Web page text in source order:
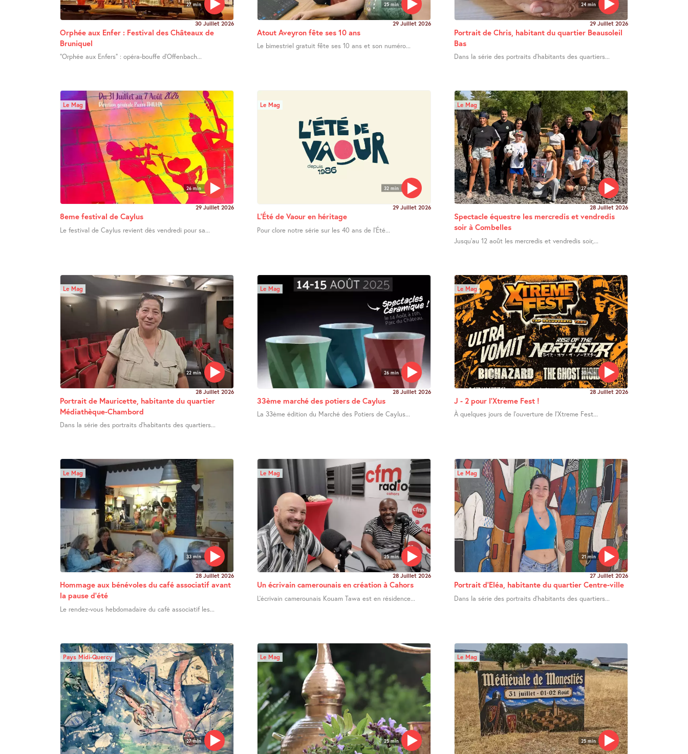
27 min
30 Juillet 2026
Orphée aux Enfer : Festival des Châteaux de
Bruniquel
"Orphée aux Enfers" : opéra-bouffe d’Offenbach...
25 min
29 Juillet 2026
Atout Aveyron fête ses 10 ans
Le bimestriel gratuit fête ses 10 ans et son numéro...
24 min
29 Juillet 2026
Portrait de Chris, habitant du quartier Beausoleil
Bas
Dans la série des portraits d’habitants des quartiers...
26 min
Le Mag
29 Juillet 2026
8eme festival de Caylus
Le festival de Caylus revient dès vendredi pour sa...
32 min
Le Mag
29 Juillet 2026
L’Été de Vaour en héritage
Pour clore notre série sur les 40 ans de l’Été...
27 min
Le Mag
28 Juillet 2026
Spectacle équestre les mercredis et vendredis
soir à Combelles
Jusqu’au 12 août les mercredis et vendredis soir,...
22 min
Le Mag
28 Juillet 2026
Portrait de Mauricette, habitante du quartier
Médiathèque-Chambord
Dans la série des portraits d’habitants des quartiers...
26 min
Le Mag
28 Juillet 2026
33ème marché des potiers de Caylus
La 33ème édition du Marché des Potiers de Caylus...
30 min
Le Mag
28 Juillet 2026
J - 2 pour l’Xtreme Fest !
À quelques jours de l’ouverture de l’Xtreme Fest...
33 min
Le Mag
28 Juillet 2026
Hommage aux bénévoles du café associatif avant
la pause d’été
Le rendez-vous hebdomadaire du café associatif les...
25 min
Le Mag
28 Juillet 2026
Un écrivain camerounais en création à Cahors
L’écrivain camerounais Kouam Tawa est en résidence...
21 min
Le Mag
27 Juillet 2026
Portrait d’Eléa, habitante du quartier Centre-ville
Dans la série des portraits d’habitants des quartiers...
27 min
Pays Midi-Quercy
25 min
Le Mag
25 min
Le Mag